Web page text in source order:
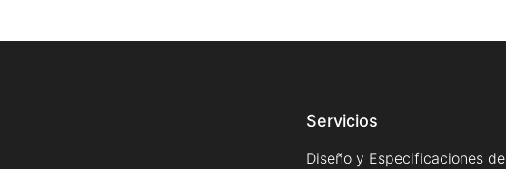
Servicios
Diseño y Especificaciones de